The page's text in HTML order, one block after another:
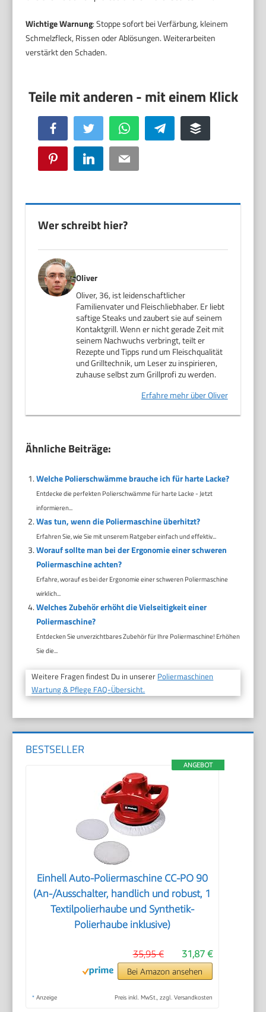
Wichtige Warnung: Stoppe sofort bei Verfärbung, kleinem
Schmelzfleck, Rissen oder Ablösungen. Weiterarbeiten
verstärkt den Schaden.
Facebook Twitter WhatsApp Telegram Buffer
Pinterest LinkedIn Email
Wer schreibt hier?
Oliver
Oliver, 36, ist leidenschaftlicher
Familienvater und Fleischliebhaber. Er liebt
saftige Steaks und zaubert sie auf seinem
Kontaktgrill. Wenn er nicht gerade Zeit mit
seinem Nachwuchs verbringt, teilt er
Rezepte und Tipps rund um Fleischqualität
und Grilltechnik, um Leser zu inspirieren,
zuhause selbst zum Grillprofi zu werden.
Erfahre mehr über Oliver
Ähnliche Beiträge:
Welche Polierschwämme brauche ich für harte Lacke?
Entdecke die perfekten Polierschwämme für harte Lacke - Jetzt
informieren...
Was tun, wenn die Poliermaschine überhitzt?
Erfahren Sie, wie Sie mit unserem Ratgeber einfach und effektiv...
Worauf sollte man bei der Ergonomie einer schweren
Poliermaschine achten?
Erfahre, worauf es bei der Ergonomie einer schweren Poliermaschine
wirklich...
Welches Zubehör erhöht die Vielseitigkeit einer
Poliermaschine?
Entdecken Sie unverzichtbares Zubehör für Ihre Poliermaschine! Erhöhen
Sie die...
Weitere Fragen findest Du in unserer Poliermaschinen
Wartung & Pflege FAQ-Übersicht.
BESTSELLER
ANGEBOT
Einhell Auto-Poliermaschine CC-PO 90
(An-/Ausschalter, handlich und robust, 1
Textilpolierhaube und Synthetik-
Polierhaube inklusive)
31,87 €
35,95 €
Bei Amazon ansehen
* Anzeige Preis inkl. MwSt., zzgl. Versandkosten